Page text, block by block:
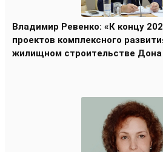
Владимир Ревенко: «К концу
проектов комплексного
жилищном строительстве Дона